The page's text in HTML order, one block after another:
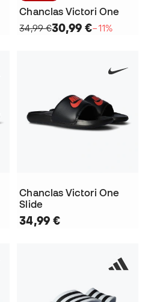
Chanclas Victori One
34,99 €30,99 €−11%
Chanclas Victori One
Slide
34,99 €